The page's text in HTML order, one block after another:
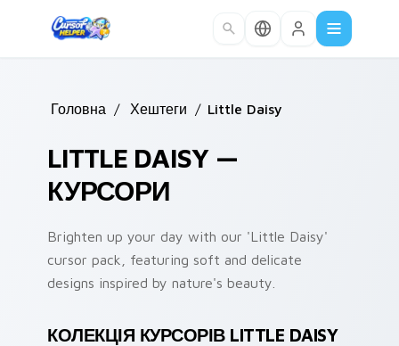
Головна / Хештеги / Little Daisy
LITTLE DAISY —
КУРСОРИ
Brighten up your day with our 'Little Daisy'
cursor pack, featuring soft and delicate
designs inspired by nature's beauty.
КОЛЕКЦІЯ КУРСОРІВ LITTLE DAISY